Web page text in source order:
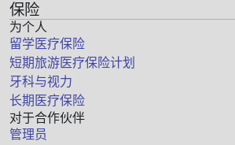
保险
为个人
留学医疗保险
短期旅游医疗保险计划
牙科与视力
长期医疗保险
对于合作伙伴
管理员